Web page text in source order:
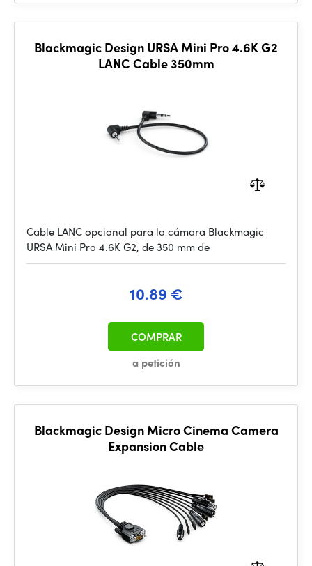
Blackmagic Design URSA Mini Pro 4.6K G2
LANC Cable 350mm
Cable LANC opcional para la cámara Blackmagic
URSA Mini Pro 4.6K G2, de 350 mm de
10.89 €
a petición
COMPRAR
Blackmagic Design Micro Cinema Camera
Expansion Cable